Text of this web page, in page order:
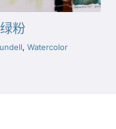
粉
, Watercolor